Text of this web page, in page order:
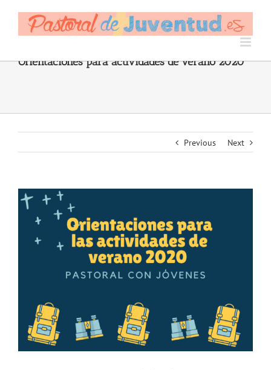
Orientaciones para actividades de verano 2020
Previous Next
View
Larger
Image